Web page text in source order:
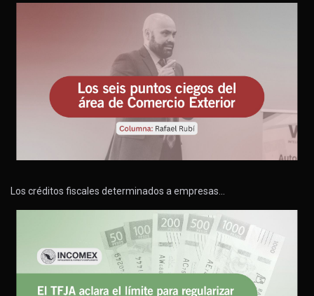
Los créditos fiscales determinados a empresas…